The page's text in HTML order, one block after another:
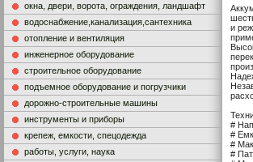
окна, двери, ворота, ограждения, ландшафт
водоснабжение,канализация,сантехника
отопление и вентиляция
инженерное оборудование
строительное оборудование
подъемное оборудование и погрузчики
дорожно-строительные машины
инструменты и приборы
крепеж, емкости, спецодежда
работы, услуги, наука
и
#
#
#
#